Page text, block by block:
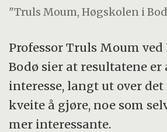
"Truls Moum, Høgskolen i
Professor Truls Moum
Bodø sier at resultatene er
interesse, langt ut over
kveite å gjøre, noe som
mer interessante.